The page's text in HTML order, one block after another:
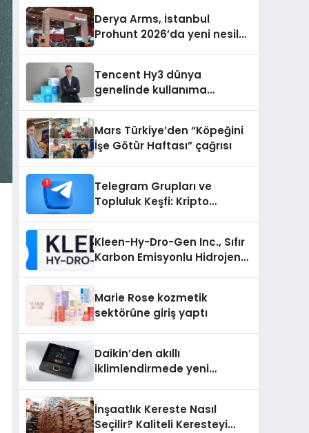
Derya Arms, İstanbul
Prohunt 2026’da yeni nesil
Tencent Hy3 dünya
genelinde kullanıma
Mars Türkiye’den “Köpeğini
İşe Götür Haftası” çağrısı
Telegram Grupları ve
Topluluk Keşfi: Kripto
Kleen-Hy-Dro-Gen Inc., Sıfır
Karbon Emisyonlu Hidrojen
Aldı
Marie Rose kozmetik
sektörüne giriş yaptı
Daikin’den akıllı
iklimlendirmede yeni
İnşaatlık Kereste Nasıl
Seçilir? Kaliteli Keresteyi